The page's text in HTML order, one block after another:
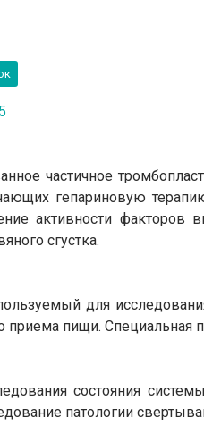
частичное
гепариновую
активности факторов
сгустка.
для
приема пищи. Специальная
состояния
патологии